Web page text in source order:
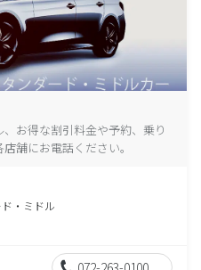
お得な割引料金や予約、乗り
舗にお電話ください。
・ミドル